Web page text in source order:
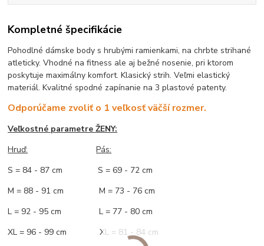
Kompletné špecifikácie
Pohodlné dámske body s hrubými ramienkami, na chrbte strihané
atleticky. Vhodné na fitness ale aj bežné nosenie, pri ktorom
poskytuje maximálny komfort. Klasický strih. Veľmi elastický
materiál. Kvalitné spodné zapínanie na 3 plastové patenty.
Odporúčame zvoliť o 1 veľkosť väčší rozmer.
Veľkostné parametre ŽENY:
Hruď:
Pás:
S = 84 - 87 cm S = 69 - 72 cm
M = 88 - 91 cm M = 73 - 76 cm
L = 92 - 95 cm L = 77 - 80 cm
XL = 96 - 99 cm XL = 81 - 84 cm